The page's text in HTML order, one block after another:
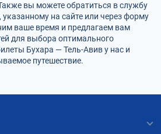
вы можете обратиться в службу
на сайте или через форму
ваше время и предлагаем вам
для выбора оптимального
Бухара — Тель-Авив у нас и
путешествие.